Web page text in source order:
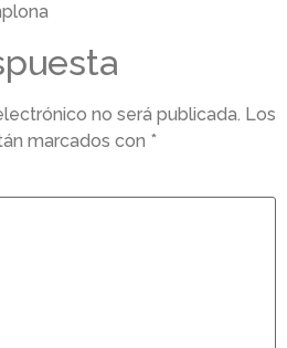
no será publicada. Los
marcados con *